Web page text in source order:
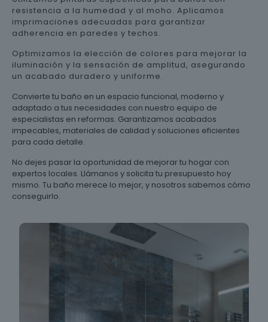
resistencia a la humedad y al moho. Aplicamos
imprimaciones adecuadas para garantizar
adherencia en paredes y techos.
Optimizamos la elección de colores para mejorar la
iluminación y la sensación de amplitud, asegurando
un acabado duradero y uniforme.
Convierte tu baño en un espacio funcional, moderno y
adaptado a tus necesidades con nuestro equipo de
especialistas en reformas. Garantizamos acabados
impecables, materiales de calidad y soluciones eficientes
para cada detalle.
No dejes pasar la oportunidad de mejorar tu hogar con
expertos locales. Llámanos y solicita tu presupuesto hoy
mismo. Tu baño merece lo mejor, y nosotros sabemos cómo
conseguirlo.